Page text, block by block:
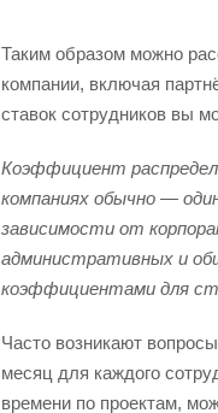
Таким образом можно
компании, включая
ставок сотрудников вы
Коэффициент
компаниях обычно —
зависимости от
административных и
коэффициентами для
Часто возникают
месяц для каждого
времени по проектам,